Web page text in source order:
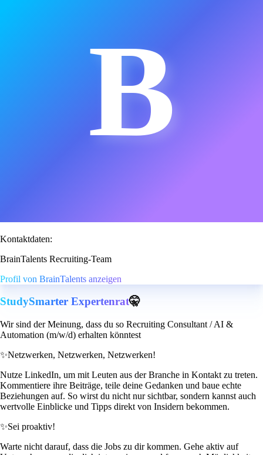
B
Kontaktdaten:
BrainTalents Recruiting-Team
Profil von BrainTalents anzeigen
StudySmarter Expertenrat🤫
Wir sind der Meinung, dass du so Recruiting Consultant / AI &
Automation (m/w/d) erhalten könntest
✨Netzwerken, Netzwerken, Netzwerken!
Nutze LinkedIn, um mit Leuten aus der Branche in Kontakt zu treten.
Kommentiere ihre Beiträge, teile deine Gedanken und baue echte
Beziehungen auf. So wirst du nicht nur sichtbar, sondern kannst auch
wertvolle Einblicke und Tipps direkt von Insidern bekommen.
✨Sei proaktiv!
Warte nicht darauf, dass die Jobs zu dir kommen. Gehe aktiv auf